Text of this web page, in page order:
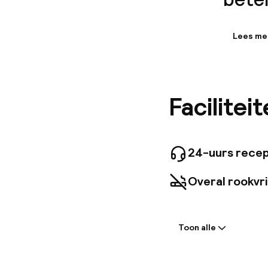
Lees
24-uurs
Overal
Toon alle